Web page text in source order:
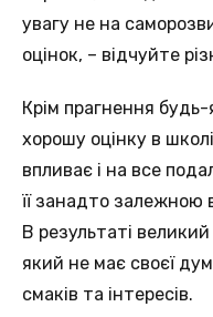
увагу не на
оцінок, – відчуйте
Крім прагнення
хорошу оцінку в
впливає і на все
її занадто залежною
В результаті
який не має своєї
смаків та інтересів.